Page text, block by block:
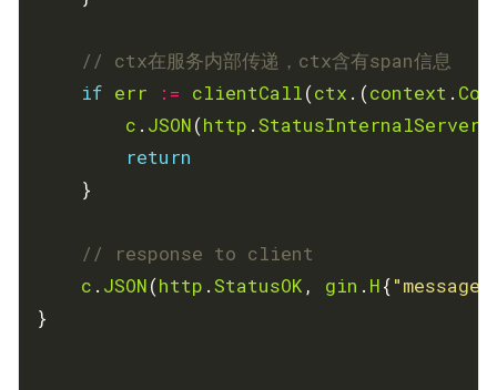
// ctx在服务内部传递，ctx含有span信息
if err := clientCall(ctx .(context .
c . JSON(http .
return
// response to client
c . JSON(http .StatusOK , gin . H{"message"